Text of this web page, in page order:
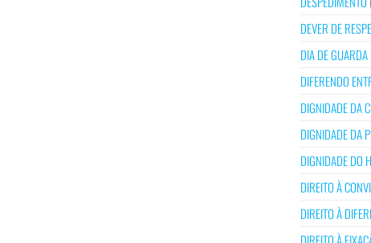
DEVER DE
DIA DE GUARDA
DIFERENDO
DIGNIDADE DA
DIGNIDADE DA
DIGNIDADE DO
DIREITO À
DIREITO À